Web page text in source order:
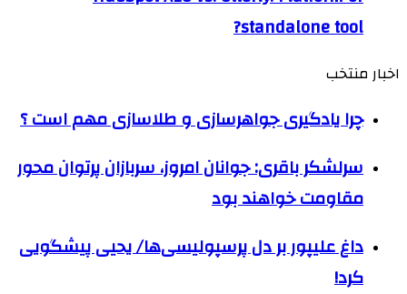
standalone tool?
اخبار منتخب
چرا یادگیری جواهرسازی و طلاسازی مهم است ؟
سرلشکر باقری: جوانان امروز، سربازان پرتوان محور
مقاومت خواهند بود
داغ علیپور بر دل پرسپولیسی‌ها/ یحیی پیشگویی
کرد!